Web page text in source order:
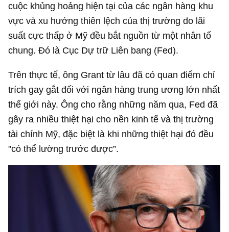
cuộc khủng hoảng hiện tại của các ngân hàng khu
vực và xu hướng thiên lệch của thị trường do lãi
suất cực thấp ở Mỹ đều bắt nguồn từ một nhân tố
chung. Đó là Cục Dự trữ Liên bang (Fed).
Trên thực tế, ông Grant từ lâu đã có quan điểm chỉ
trích gay gắt đối với ngân hàng trung ương lớn nhất
thế giới này. Ông cho rằng những năm qua, Fed đã
gây ra nhiều thiệt hại cho nền kinh tế và thị trường
tài chính Mỹ, đặc biệt là khi những thiệt hại đó đều
"có thể lường trước được”.